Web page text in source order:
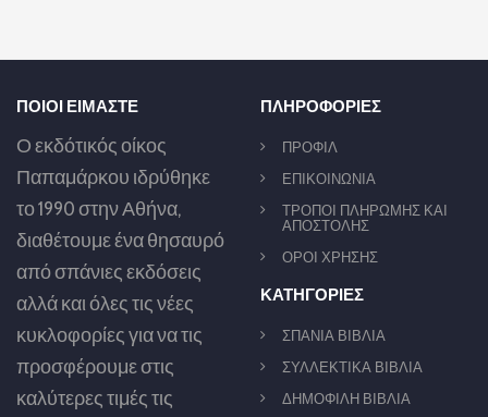
ΠΟΙΟΙ ΕΙΜΑΣΤΕ
Ο εκδότικός οίκος
Παπαμάρκου ιδρύθηκε
το 1990 στην Αθήνα,
διαθέτουμε ένα θησαυρό
από σπάνιες εκδόσεις
αλλά και όλες τις νέες
κυκλοφορίες για να τις
προσφέρουμε στις
καλύτερες τιμές τις
ΠΛΗΡΟΦΟΡΙΕΣ
ΠΡΟΦΙΛ
ΕΠΙΚΟΙΝΩΝΙΑ
ΤΡΟΠΟΙ ΠΛΗΡΩΜΗΣ ΚΑΙ
ΑΠΟΣΤΟΛΗΣ
ΟΡΟΙ ΧΡΗΣΗΣ
ΚΑΤΗΓΟΡΙΕΣ
ΣΠΑΝΙΑ ΒΙΒΛΙΑ
ΣΥΛΛΕΚΤΙΚΑ ΒΙΒΛΙΑ
ΔΗΜΟΦΙΛΗ ΒΙΒΛΙΑ